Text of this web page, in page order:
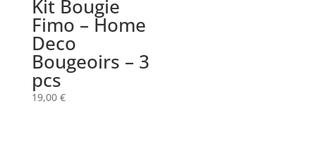
Kit Bougie
Fimo – Home
Deco
Bougeoirs – 3
pcs
19,00 €